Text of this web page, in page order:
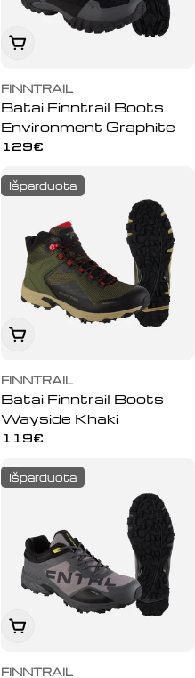
Peržiūrėti
FINNTRAIL
Batai Finntrail Boots
Environment Graphite
Įprasta
129€
Išparduota
Peržiūrėti
FINNTRAIL
Batai Finntrail Boots
Wayside Khaki
Įprasta
119€
Išparduota
Peržiūrėti
FINNTRAIL